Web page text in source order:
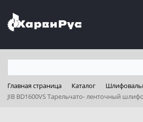
Главная страница Каталог
JIB BD1600VS Тарельчато- ленточный